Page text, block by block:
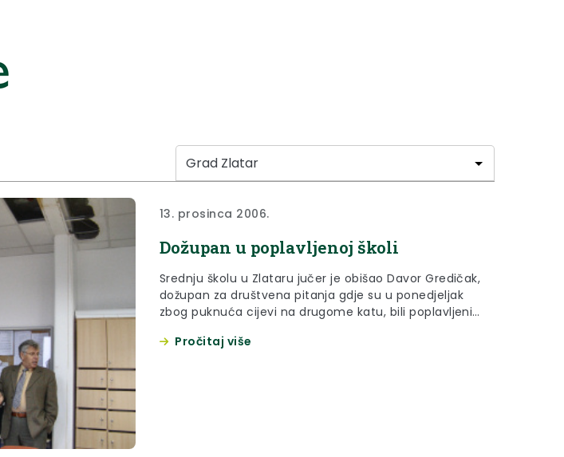
13. prosinca 2006.
Dožupan u poplavljenoj školi
Srednju školu u Zlataru jučer je obišao Davor Gredičak,
dožupan za društvena pitanja gdje su u ponedjeljak
zbog puknuća cijevi na drugome katu, bili poplavljeni
škole Stjepan Škof pokazao je dožupanu Gredičaku
Pročitaj više